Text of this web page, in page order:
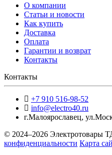
О компании
Статьи и новости
Как купить
Доставка
Оплата
Гарантии и возврат
Контакты
Контакты
+7 910 516-98-52
info@electro40.ru
г.Малоярославец,
© 2024–2026 Электротовары
конфиденциальности Карта